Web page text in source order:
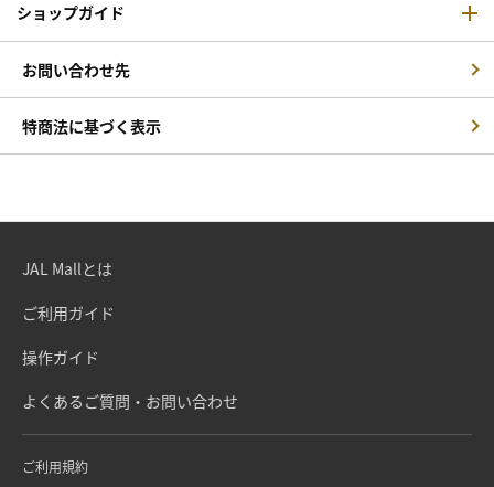
ショップガイド
お問い合わせ先
特商法に基づく表示
JAL Mallとは
ご利用ガイド
操作ガイド
よくあるご質問・お問い合わせ
ご利用規約